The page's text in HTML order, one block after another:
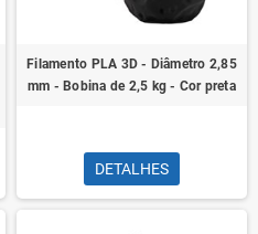
Filamento PLA 3D - Diâmetro 2,85
mm - Bobina de 2,5 kg - Cor preta
DETALHES